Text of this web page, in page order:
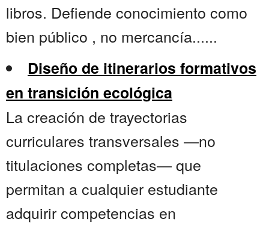
libros. Defiende conocimiento como
bien público , no mercancía......
Diseño de itinerarios formativos
en transición ecológica
La creación de trayectorias
curriculares transversales —no
titulaciones completas— que
permitan a cualquier estudiante
adquirir competencias en